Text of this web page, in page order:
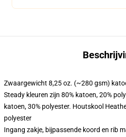
Zwaargewicht 8,25 oz. (~280 gsm)
Steady kleuren zijn 80% katoen, 20%
katoen, 30% polyester. Houtskool
polyester
Ingang zakje, bijpassende koord en rib